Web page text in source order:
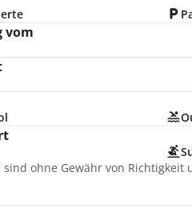
vom
sind ohne Gewähr von